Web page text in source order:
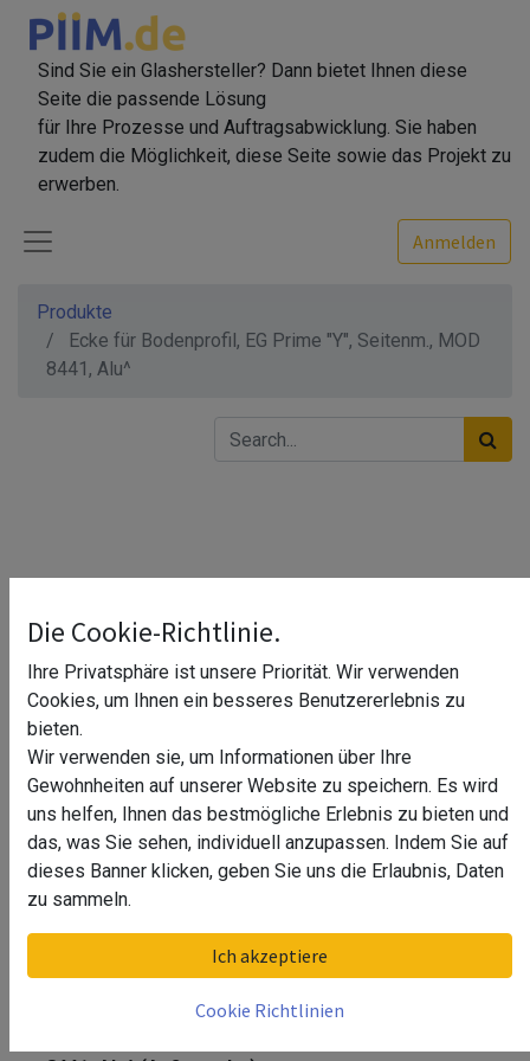
Sind Sie ein Glashersteller? Dann bietet Ihnen diese
Seite die passende Lösung
für Ihre Prozesse und Auftragsabwicklung. Sie haben
zudem die Möglichkeit, diese Seite sowie das Projekt zu
erwerben.
Anmelden
Produkte
Ecke für Bodenprofil, EG Prime "Y", Seitenm., MOD
8441, Alu^
Ecke für Bodenprofil, EG Prime "Y",
Seitenm., MOD 8441, Alu^
Die Cookie-Richtlinie.
Ihre Privatsphäre ist unsere Priorität. Wir verwenden
Cookies, um Ihnen ein besseres Benutzererlebnis zu
bieten.
Wir verwenden sie, um Informationen über Ihre
Gewohnheiten auf unserer Website zu speichern. Es wird
uns helfen, Ihnen das bestmögliche Erlebnis zu bieten und
das, was Sie sehen, individuell anzupassen. Indem Sie auf
dieses Banner klicken, geben Sie uns die Erlaubnis, Daten
zu sammeln.
Ich akzeptiere
Cookie Richtlinien